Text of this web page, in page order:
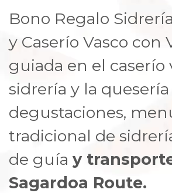
Bono Regalo
y Caserío Vasco con
guiada en el caserío
sidrería y la
degustaciones,
tradicional de
de guía y
Sagardoa Route.